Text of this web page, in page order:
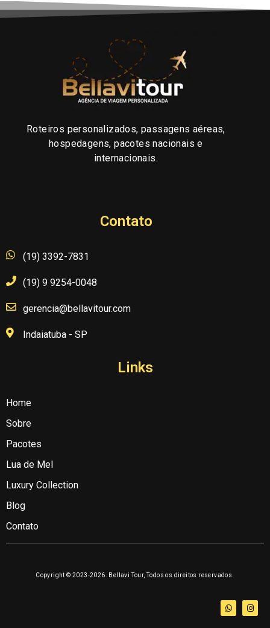
Roteiros personalizados, passagens aéreas,
hospedagens, pacotes nacionais e
internacionais.
Contato
(19) 3392-7831
(19) 9 9254-0048
gerencia@bellavitour.com
Indaiatuba - SP
Links
Home
Sobre
Pacotes
Lua de Mel
Luxury Collection
Blog
Contato
Copyright © 2023-2026. Bellavi Tour, Todos os direitos reservados.